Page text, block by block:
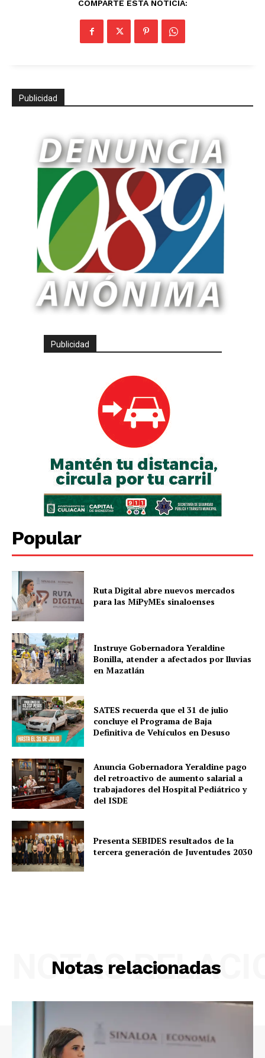
COMPARTE ESTA NOTICIA:
Publicidad
Publicidad
Popular
Ruta Digital abre nuevos mercados
para las MiPyMEs sinaloenses
Instruye Gobernadora Yeraldine
Bonilla, atender a afectados por lluvias
en Mazatlán
SATES recuerda que el 31 de julio
concluye el Programa de Baja
Definitiva de Vehículos en Desuso
Anuncia Gobernadora Yeraldine pago
del retroactivo de aumento salarial a
trabajadores del Hospital Pediátrico y
del ISDE
Presenta SEBIDES resultados de la
tercera generación de Juventudes 2030
Notas relacionadas
NOTAS